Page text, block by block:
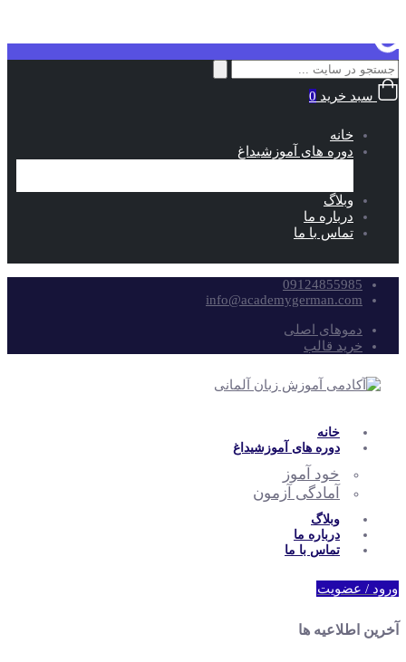
جستجو
برای:
سبد خرید 0
خانه
دوره های آموزشیداغ
وبلاگ
درباره ما
تماس با ما
09124855985
info@academygerman.com
دموهای اصلی
خرید قالب
خانه
دوره های آموزشیداغ
خود آموز
آمادگی آزمون
وبلاگ
درباره ما
تماس با ما
ورود / عضویت
آخرین اطلاعیه ها